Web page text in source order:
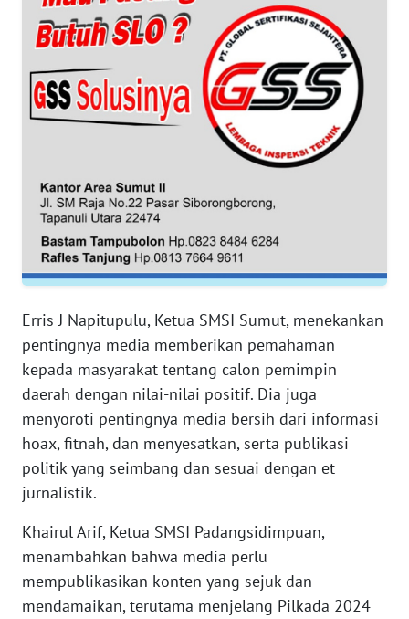
Erris J Napitupulu, Ketua SMSI Sumut, menekankan
pentingnya media memberikan pemahaman
kepada masyarakat tentang calon pemimpin
daerah dengan nilai-nilai positif. Dia juga
menyoroti pentingnya media bersih dari informasi
hoax, fitnah, dan menyesatkan, serta publikasi
politik yang seimbang dan sesuai dengan et
jurnalistik.
Khairul Arif, Ketua SMSI Padangsidimpuan,
menambahkan bahwa media perlu
mempublikasikan konten yang sejuk dan
mendamaikan, terutama menjelang Pilkada 2024
RIAU
SERAMBI
WN
WN
SULTRA
WN
NTB
WN
SULTENG
WN
SULBAR
WN
BABEL
WN
SUMBAR
WN